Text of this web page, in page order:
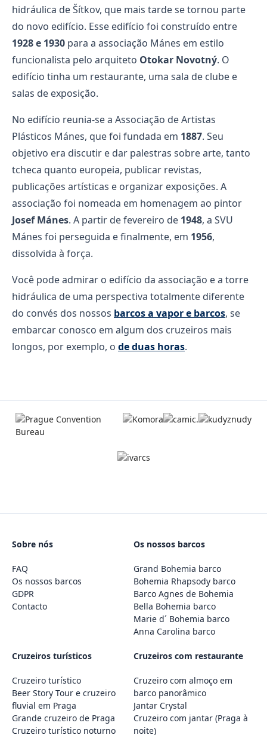
hidráulica de Šítkov, que mais tarde se tornou parte
do novo edifício. Esse edifício foi construído entre
1928 e 1930 para a associação Mánes em estilo
funcionalista pelo arquiteto Otokar Novotný. O
edifício tinha um restaurante, uma sala de clube e
salas de exposição.
No edifício reunia-se a Associação de Artistas
Plásticos Mánes, que foi fundada em 1887. Seu
objetivo era discutir e dar palestras sobre arte, tanto
tcheca quanto europeia, publicar revistas,
publicações artísticas e organizar exposições. A
associação foi nomeada em homenagem ao pintor
Josef Mánes. A partir de fevereiro de 1948, a SVU
Mánes foi perseguida e finalmente, em 1956,
dissolvida à força.
Você pode admirar o edifício da associação e a torre
hidráulica de uma perspectiva totalmente diferente
do convés dos nossos barcos a vapor e barcos, se
embarcar conosco em algum dos cruzeiros mais
longos, por exemplo, o de duas horas.
Sobre nós
FAQ
Os nossos barcos
GDPR
Contacto
Os nossos barcos
Grand Bohemia barco
Bohemia Rhapsody barco
Barco Agnes de Bohemia
Bella Bohemia barco
Marie d´ Bohemia barco
Anna Carolina barco
Cruzeiros turísticos
Cruzeiro turístico
Beer Story Tour e cruzeiro
fluvial em Praga
Grande cruzeiro de Praga
Cruzeiro turístico noturno
Cruzeiros com restaurante
Cruzeiro com almoço em
barco panorâmico
Jantar Crystal
Cruzeiro com jantar (Praga à
noite)